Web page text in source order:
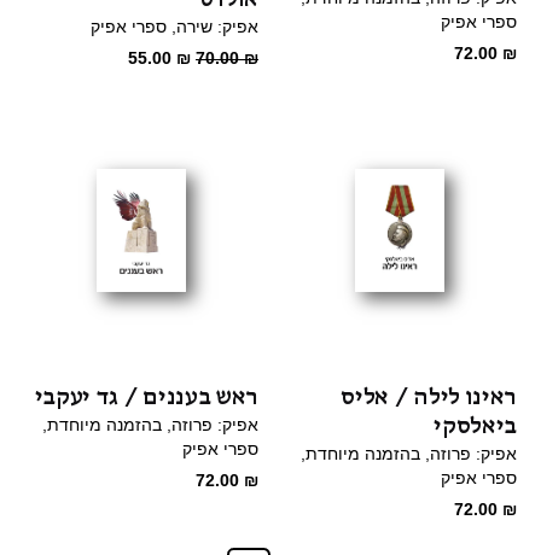
ספרי אפיק
72.00 ₪
אפיק: שירה ספרי אפיק
70.00₪
המחיר
55.00 ₪
המחיר
ראינו לילה / אליס
ביאלסקי
אפיק: פרוזה בהזמנה מיוחדת
ספרי אפיק
72.00 ₪
ראש בעננים / גד יעקבי
אפיק: פרוזה בהזמנה מיוחדת
ספרי אפיק
72.00 ₪